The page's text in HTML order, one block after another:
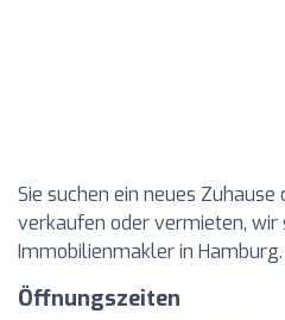
Sie suchen ein neues
verkaufen oder vermieten, wir
Immobilienmakler in Hamburg.
Öffnungszeiten